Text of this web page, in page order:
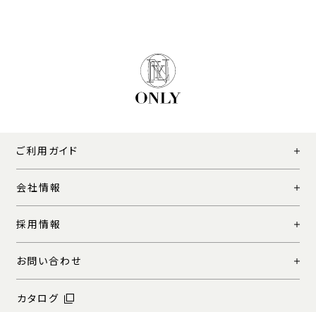
ご利用ガイド
会社情報
採用情報
お問い合わせ
カタログ